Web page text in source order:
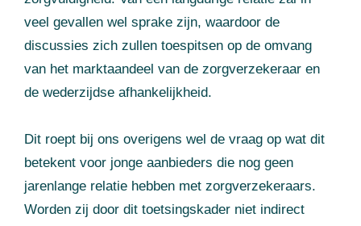
veel gevallen wel sprake zijn, waardoor de
discussies zich zullen toespitsen op de omvang
van het marktaandeel van de zorgverzekeraar en
de wederzijdse afhankelijkheid.
Dit roept bij ons overigens wel de vraag op wat dit
betekent voor jonge aanbieders die nog geen
jarenlange relatie hebben met zorgverzekeraars.
Worden zij door dit toetsingskader niet indirect